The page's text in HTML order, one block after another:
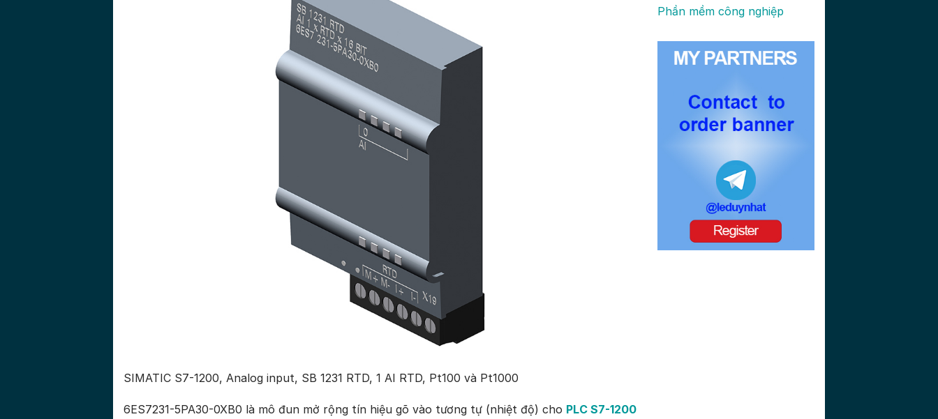
SIMATIC S7-1200, Analog input, SB 1231 RTD, 1 AI RTD, Pt100 và Pt1000
6ES7231-5PA30-0XB0 là mô đun mở rộng tín hiệu gõ vào tương tự (nhiệt độ) cho PLC S7-1200
Phần mềm công nghiệp